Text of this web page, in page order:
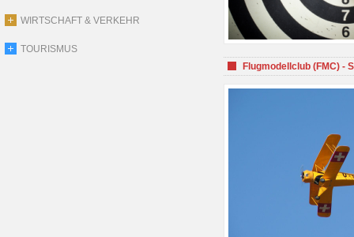
WIRTSCHAFT & VERKEHR
TOURISMUS
Flugmodellclub (FMC) -